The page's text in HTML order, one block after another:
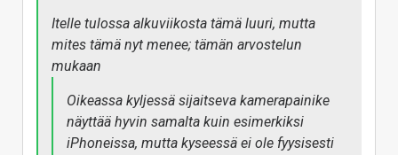
Itelle tulossa alkuviikosta tämä luuri, mutta
mites tämä nyt menee; tämän arvostelun
mukaan
Oikeassa kyljessä sijaitseva kamerapainike
näyttää hyvin samalta kuin esimerkiksi
iPhoneissa, mutta kyseessä ei ole fyysisesti